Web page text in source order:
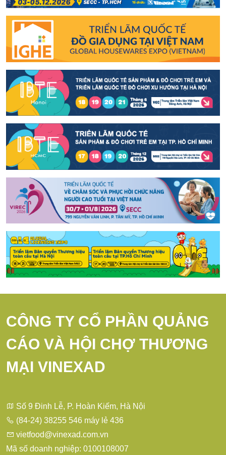
CÔNG TY CỔ PHẦN QUẢNG
CÁO VÀ HỘI CHỢ THƯƠNG
MẠI VINEXAD
Số 9 Đinh Lễ, P. Hoàn Kiếm, Hà Nội
(84-24) 38255 546 máy lẻ 436
vietfood@vinexad.com.vn
Mã số doanh nghiệp: 0100108007